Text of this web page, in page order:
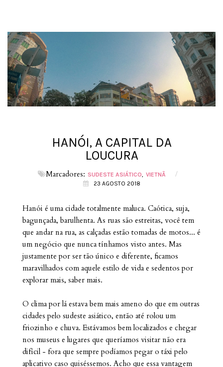
HANÓI, A CAPITAL DA
LOUCURA
Marcadores: SUDESTE ASIÁTICO VIETNÃ /
23 AGOSTO 2018
Hanói é uma cidade totalmente maluca. Caótica, suja,
bagunçada, barulhenta. As ruas são estreitas, você tem
que andar na rua, as calçadas estão tomadas de motos... é
um negócio que nunca tínhamos visto antes. Mas
justamente por ser tão único e diferente, ficamos
maravilhados com aquele estilo de vida e sedentos por
explorar mais, saber mais.
O clima por lá estava bem mais ameno do que em outras
cidades pelo sudeste asiático, então até rolou um
friozinho e chuva. Estávamos bem localizados e chegar
nos museus e lugares que queríamos visitar não era
difícil - fora que sempre podíamos pegar o táxi pelo
aplicativo caso quiséssemos. Acho que essa vantagem